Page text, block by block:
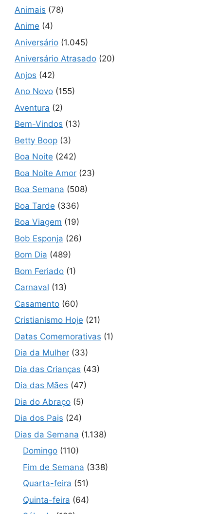
Animais (78)
Anime (4)
Aniversário (1.045)
Aniversário Atrasado (20)
Anjos (42)
Ano Novo (155)
Aventura (2)
Bem-Vindos (13)
Betty Boop (3)
Boa Noite (242)
Boa Noite Amor (23)
Boa Semana (508)
Boa Tarde (336)
Boa Viagem (19)
Bob Esponja (26)
Bom Dia (489)
Bom Feriado (1)
Carnaval (13)
Casamento (60)
Cristianismo Hoje (21)
Datas Comemorativas (1)
Dia da Mulher (33)
Dia das Crianças (43)
Dia das Mães (47)
Dia do Abraço (5)
Dia dos Pais (24)
Dias da Semana (1.138)
Domingo (110)
Fim de Semana (338)
Quarta-feira (51)
Quinta-feira (64)